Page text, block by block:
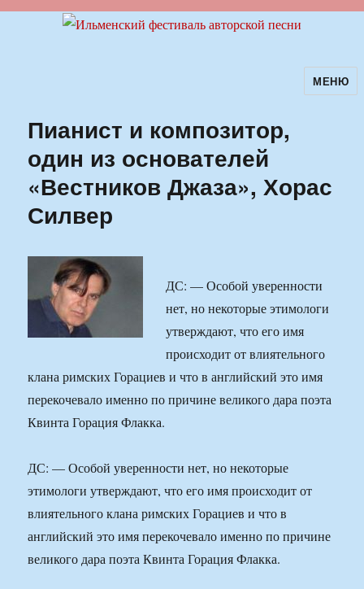
Ильменский фестиваль авторскойМЕНЮ
Пианист и композитор,
один из основателей
«Вестников Джаза», Хорас
Силвер
ДС: — Особой уверенности
нет, но некоторые этимологи
утверждают, что его имя
происходит от влиятельного
клана римских Горациев и что в английский это имя
перекочевало именно по причине великого дара поэта
Квинта Горация Флакка.
ДС: — Особой уверенности нет, но некоторые
этимологи утверждают, что его имя происходит от
влиятельного клана римских Горациев и что в
английский это имя перекочевало именно по причине
великого дара поэта Квинта Горация Флакка.